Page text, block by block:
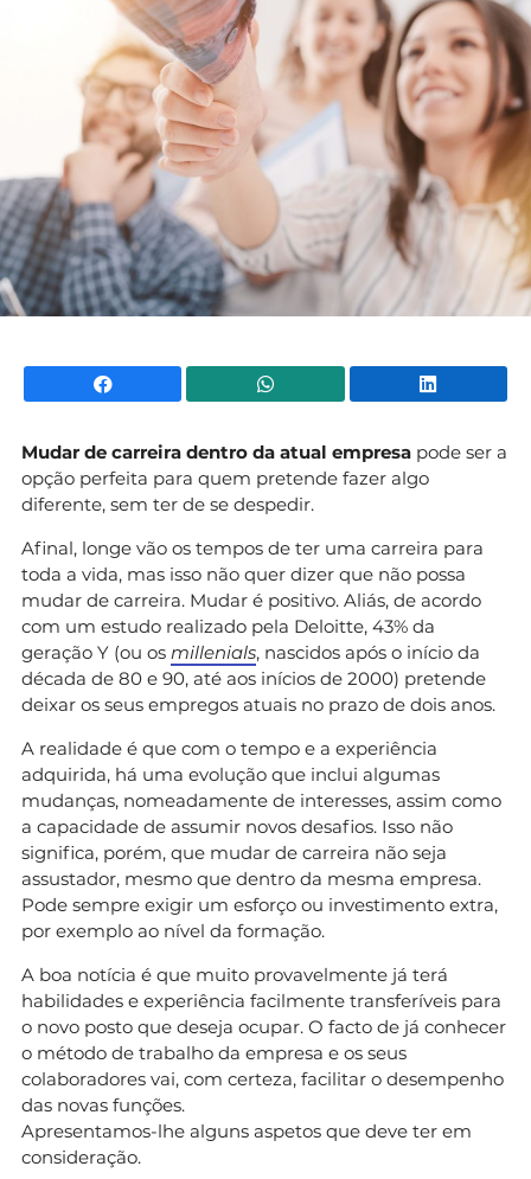
Facebook WhatsApp
Mudar de carreira dentro da atual empresa pode ser a
opção perfeita para quem pretende fazer algo
diferente, sem ter de se despedir.
Afinal, longe vão os tempos de ter uma carreira para
toda a vida, mas isso não quer dizer que não possa
mudar de carreira. Mudar é positivo. Aliás, de acordo
com um estudo realizado pela Deloitte, 43% da
geração Y (ou os millenials, nascidos após o início da
década de 80 e 90, até aos inícios de 2000) pretende
deixar os seus empregos atuais no prazo de dois anos.
A realidade é que com o tempo e a experiência
adquirida, há uma evolução que inclui algumas
mudanças, nomeadamente de interesses, assim como
a capacidade de assumir novos desafios. Isso não
significa, porém, que mudar de carreira não seja
assustador, mesmo que dentro da mesma empresa.
Pode sempre exigir um esforço ou investimento extra,
por exemplo ao nível da formação.
A boa notícia é que muito provavelmente já terá
habilidades e experiência facilmente transferíveis para
o novo posto que deseja ocupar. O facto de já conhecer
o método de trabalho da empresa e os seus
colaboradores vai, com certeza, facilitar o desempenho
das novas funções.
Apresentamos-lhe alguns aspetos que deve ter em
consideração.